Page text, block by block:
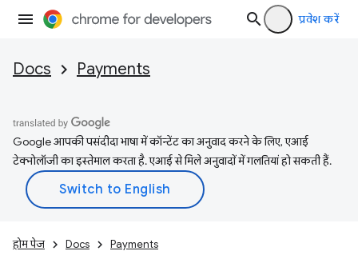
प्रवेश करें
Docs Payments
Google आपकी पसंदीदा भाषा में कॉन्टेंट का अनुवाद करने के लिए, एआई
टेक्नोलॉजी का इस्तेमाल करता है. एआई से मिले अनुवादों में गलतियां हो सकती हैं.
होम पेज Docs Payments